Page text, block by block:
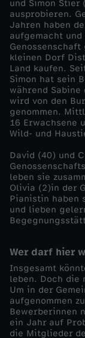
o
k
u
s
-
B
i
e
t
e
B
und Simon Stier
ausprobieren.
Jahren haben
aufgemacht und
kleinen Dorf
Land kaufen.
Simon hat sein
während
wird von den
genommen.
16 Erwachsene
Wild- und
David (40) und
leben sie
Olivia (2)in der
Pianistin haben
und lieben
Wer darf hier
Insgesamt
leben. Doch die
Um in der
aufgenommen
Bewerberinnen
ein Jahr auf
die Mitglieder